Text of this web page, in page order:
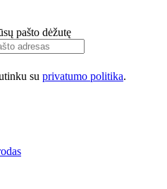
pašto dėžutę
su privatumo politika.